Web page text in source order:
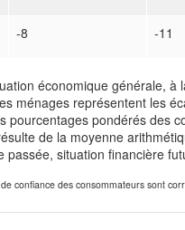
-8 -11
économique générale,
ménages représentent les
pourcentages pondérés des
de la moyenne
situation financière
confiance des consommateurs sont